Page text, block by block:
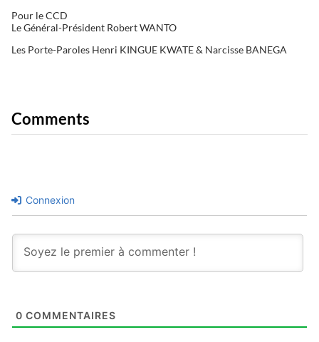
Pour le CCD
Le Général-Président Robert WANTO
Les Porte-Paroles Henri KINGUE KWATE & Narcisse BANEGA
Comments
Connexion
0 COMMENTAIRES